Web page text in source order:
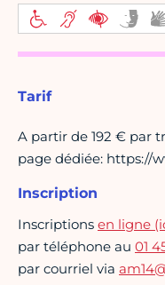
Tarif
A partir de 192 € par
page dédiée: https://
Inscription
Inscriptions en ligne
par téléphone au 01
par courriel via